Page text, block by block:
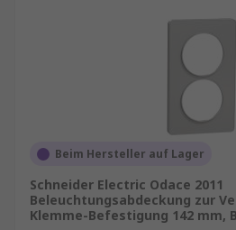
Wasser oder Dämpfen.
Mechanische Sicherheit
Materialien wie
gehärtetes Glas schützen
Optimierte
Oberflächenstrukturen
sorgen für gleichmäßiges
Blendung.
Beim Hersteller auf Lager
Schneider Electric Odace 2011
Beleuchtungsabdeckung zur
Klemme-Befestigung 142 mm,